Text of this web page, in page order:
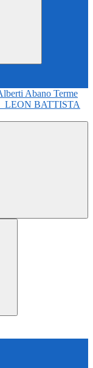
LEON BATTISTA